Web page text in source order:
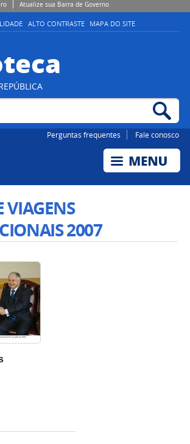
Atualize sua Barra de Governo
ALTO CONTRASTE MAPA DO SITE
Perguntas frequentes Fale conosco
VIAGENS
2007